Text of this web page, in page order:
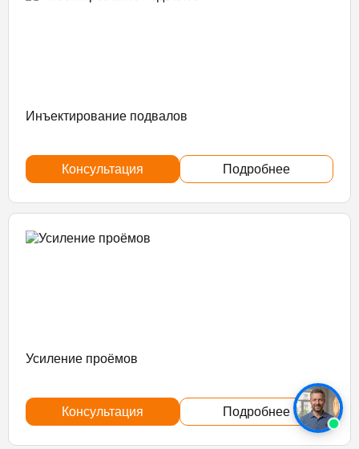
Инъектирование подвалов
Консультация Подробнее
Усиление проёмов
Консультация Подробнее